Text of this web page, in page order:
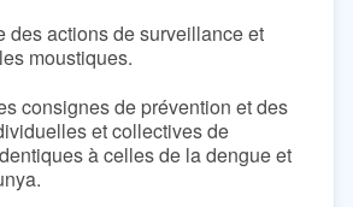
des actions de surveillance et
moustiques.
consignes de prévention et des
et collectives de
à celles de la dengue et